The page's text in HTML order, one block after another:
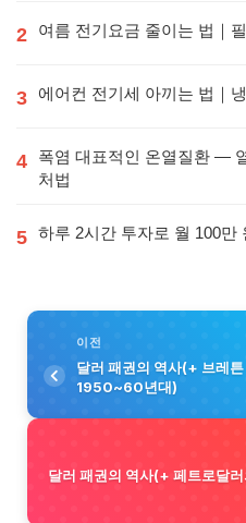
2 여름 전기요금 줄이는 법｜
3 에어컨 전기세 아끼는 법｜
4
폭염 대표적인 온열질환 —
처법
5 하루 2시간 투자로 월 100만
이전
달러 패권의 역사(+ 브레튼 우즈의
1950~60년대)
달러 패권의 역사(+ 페트로달러의 탄생, 1970~80년대 재